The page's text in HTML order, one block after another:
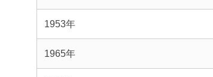
1953年
1965年